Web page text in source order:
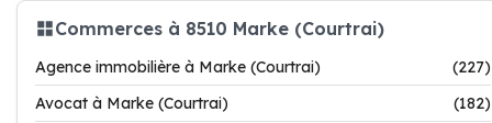
Commerces à 8510 Marke (Courtrai)
Agence immobilière à Marke (Courtrai)
(227)
Avocat à Marke (Courtrai)
(182)